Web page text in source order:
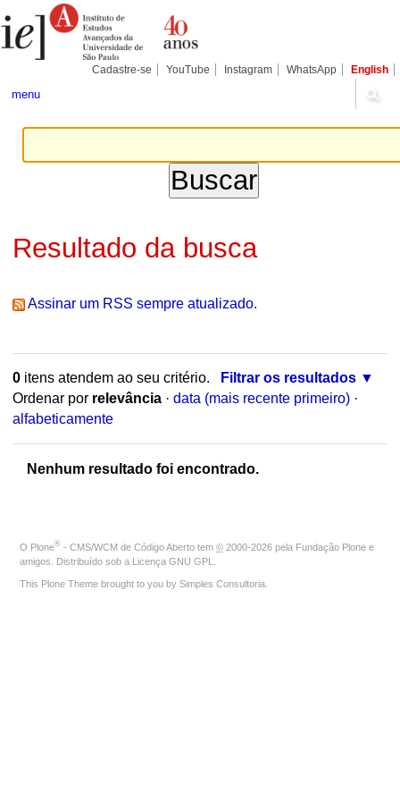
para
conteúdo.
Pessoais
Cadastre-se YouTube Instagram WhatsApp English
menu
Resultado da busca
Assinar um RSS sempre atualizado.
0itens atendem ao seu critério.
Filtrar os resultados
Ordenar por relevância · data (mais recente primeiro) ·
alfabeticamente
Nenhum resultado foi encontrado.
O Plone® - CMS/WCM de Código Aberto tem © 2000-2026 pela Fundação Plone e
amigos. Distribuído sob a Licença GNU GPL
This Plone Theme brought to you by Simples Consultoria